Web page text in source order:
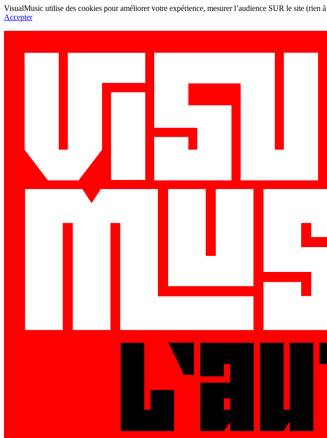
VisualMusic utilise des cookies pour améliorer votre expérience, mesurer l’audience SUR le site (rien
Accepter